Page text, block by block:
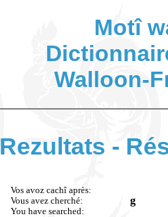
Motî
Walloon-
Rezultats -
Vos avoz cachî après:
Vous avez cherché:
You have searched:
g